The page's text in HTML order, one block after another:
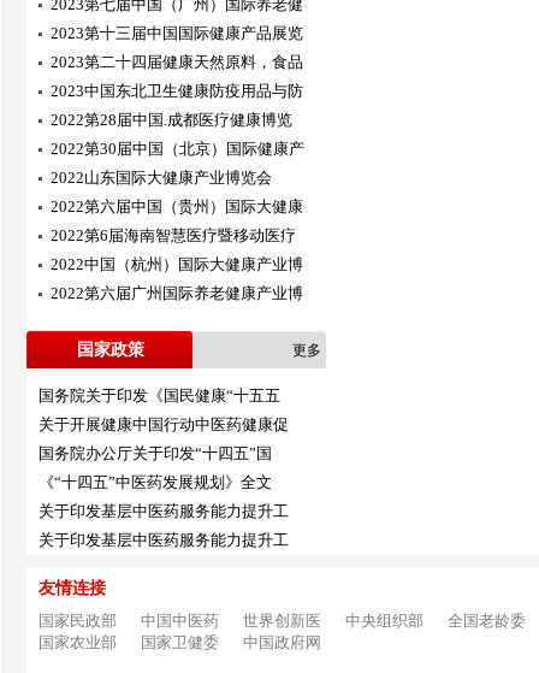
2023第七届中国（广州）国际养老健
2023第十三届中国国际健康产品展览
2023第二十四届健康天然原料，食品
2023中国东北卫生健康防疫用品与防
2022第28届中国.成都医疗健康博览
2022第30届中国（北京）国际健康产
2022山东国际大健康产业博览会
2022第六届中国（贵州）国际大健康
2022第6届海南智慧医疗暨移动医疗
2022中国（杭州）国际大健康产业博
2022第六届广州国际养老健康产业博
国家政策 更多
国务院关于印发《国民健康“十五五
关于开展健康中国行动中医药健康促
国务院办公厅关于印发“十四五”国
《“十四五”中医药发展规划》全文
关于印发基层中医药服务能力提升工
关于印发基层中医药服务能力提升工
友情连接
国家民政部
中国中医药 世界创新医 中央组织部
全国老龄委
国家农业部
国家卫健委 中国政府网